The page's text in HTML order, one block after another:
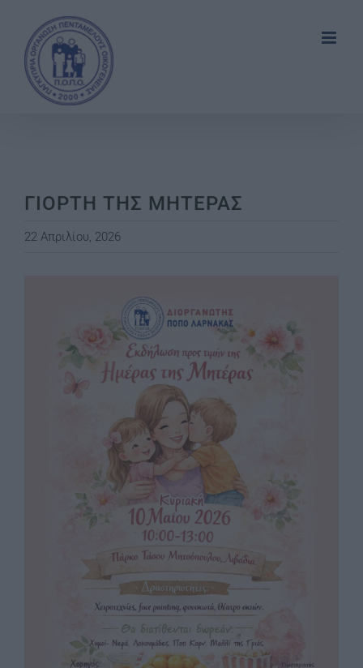
content
ΓΙΟΡΤΗ ΤΗΣ ΜΗΤΕΡΑΣ
22 Απριλίου, 2026